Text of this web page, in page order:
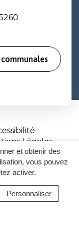
et obtenir des
vous pouvez
activer.
Personnaliser
ACCESSIBILITÉ
Légales